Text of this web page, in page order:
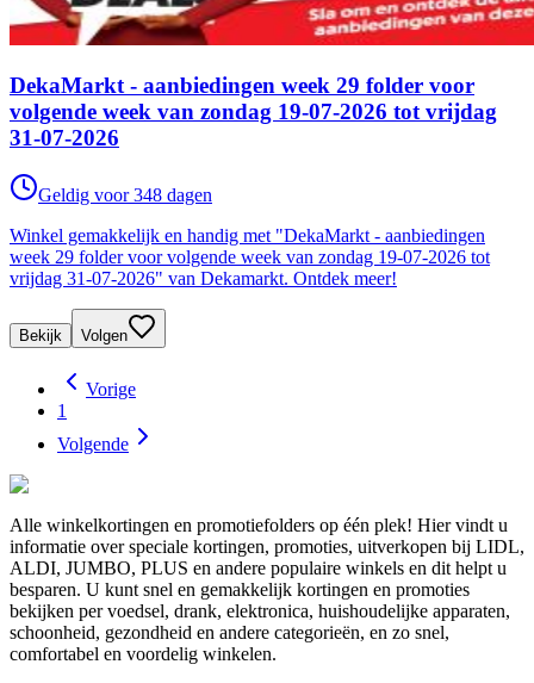
DekaMarkt - aanbiedingen week 29 folder voor
volgende week van zondag 19-07-2026 tot vrijdag
31-07-2026
Geldig voor 348 dagen
Winkel gemakkelijk en handig met "DekaMarkt - aanbiedingen
week 29 folder voor volgende week van zondag 19-07-2026 tot
vrijdag 31-07-2026" van Dekamarkt. Ontdek meer!
Bekijk Volgen
Vorige
1
Volgende
Alle winkelkortingen en promotiefolders op één plek! Hier vindt u
informatie over speciale kortingen, promoties, uitverkopen bij LIDL,
ALDI, JUMBO, PLUS en andere populaire winkels en dit helpt u
besparen. U kunt snel en gemakkelijk kortingen en promoties
bekijken per voedsel, drank, elektronica, huishoudelijke apparaten,
schoonheid, gezondheid en andere categorieën, en zo snel,
comfortabel en voordelig winkelen.